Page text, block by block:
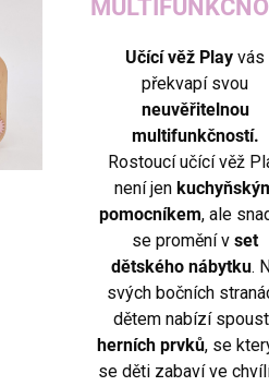
Učící věž Playvás
překvapí svou
neuvěřitelnou
multifunkčností.
Rostoucí učící věž
není jen
pomocníkem, ale
se promění v set
dětského nábytku.
svých bočních
dětem nabízí
herních prvků, se
se děti zabaví ve